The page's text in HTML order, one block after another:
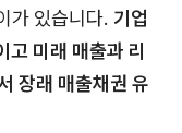
가 있습니다. 기업
고 미래 매출과 리
장래 매출채권 유